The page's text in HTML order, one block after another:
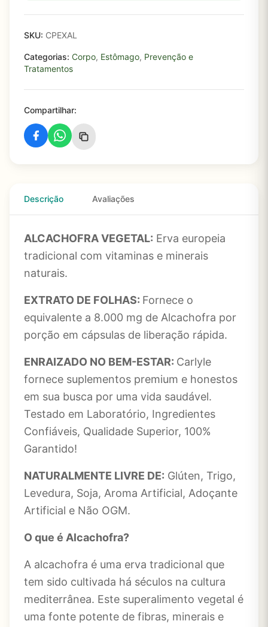
SKU: CPEXAL
Categorias: Corpo, Estômago, Prevenção e
Tratamentos
Compartilhar:
Descrição Avaliações
ALCACHOFRA VEGETAL: Erva europeia
tradicional com vitaminas e minerais
naturais.
EXTRATO DE FOLHAS: Fornece o
equivalente a 8.000 mg de Alcachofra por
porção em cápsulas de liberação rápida.
ENRAIZADO NO BEM-ESTAR: Carlyle
fornece suplementos premium e honestos
em sua busca por uma vida saudável.
Testado em Laboratório, Ingredientes
Confiáveis, Qualidade Superior, 100%
Garantido!
NATURALMENTE LIVRE DE: Glúten, Trigo,
Levedura, Soja, Aroma Artificial, Adoçante
Artificial e Não OGM.
O que é Alcachofra?
A alcachofra é uma erva tradicional que
tem sido cultivada há séculos na cultura
mediterrânea. Este superalimento vegetal é
uma fonte potente de fibras, minerais e